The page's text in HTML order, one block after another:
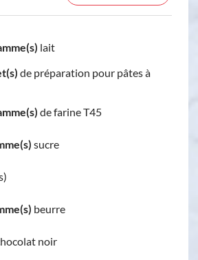
lait
de préparation pour pâtes à
de farine T45
sucre
beurre
noir